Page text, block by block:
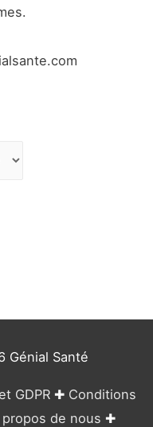
Génial Santé
GDPR ✚ Conditions
propos de nous ✚